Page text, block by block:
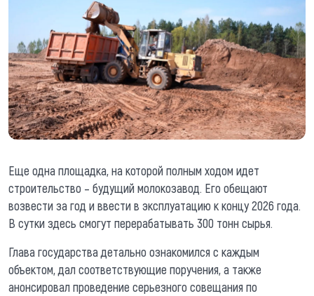
Еще одна площадка, на которой полным ходом идет
строительство – будущий молокозавод. Его обещают
возвести за год и ввести в эксплуатацию к концу 2026 года.
В сутки здесь смогут перерабатывать 300 тонн сырья.
Глава государства детально ознакомился с каждым
объектом, дал соответствующие поручения, а также
анонсировал проведение серьезного совещания по